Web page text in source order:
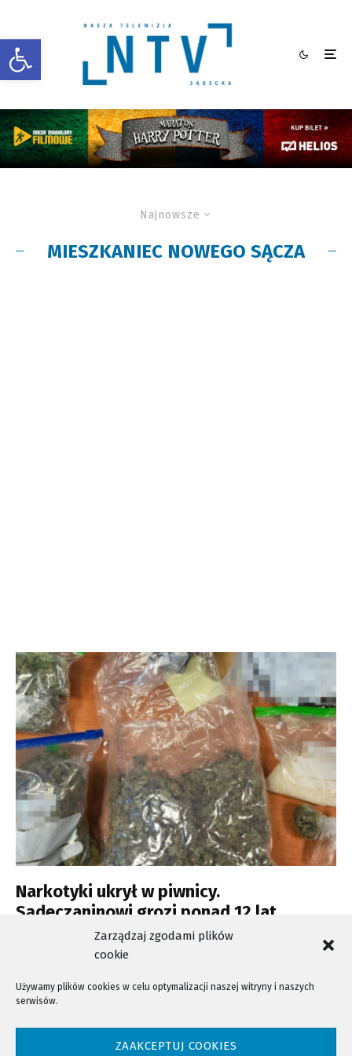
Otwórz pasek narzędzi
Zarządzaj zgodami plików
cookie
Używamy plików cookies w celu optymalizacji naszej witryny i naszych
serwisów.
ZAAKCEPTUJ COOKIES
Najnowsze
MIESZKANIEC NOWEGO SĄCZA
Narkotyki ukrył w piwnicy.
Sądeczaninowi grozi ponad 12 lat
NTV - Nasza Telewizja Sądecka © 2023 Wszystkie prawa zastrzeżone!